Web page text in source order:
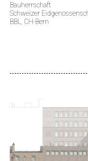
Bauherrschaft
Schweizer
BBL, CH-Bern